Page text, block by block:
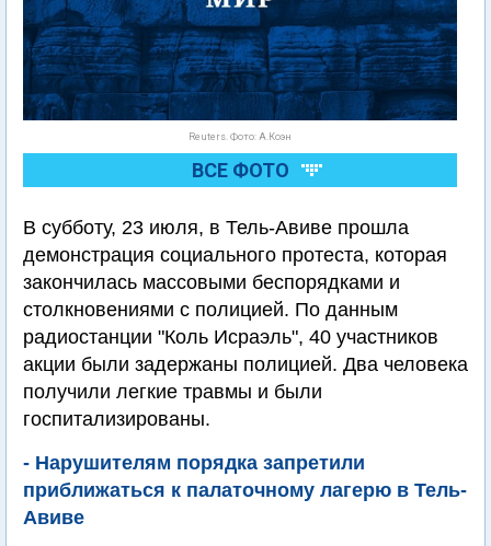
Reuters. Фото: А.Коэн
ВСЕ ФОТО
В субботу, 23 июля, в Тель-Авиве прошла
демонстрация социального протеста, которая
закончилась массовыми беспорядками и
столкновениями с полицией. По данным
радиостанции "Коль Исраэль", 40 участников
акции были задержаны полицией. Два человека
получили легкие травмы и были
госпитализированы.
- Нарушителям порядка запретили
приближаться к палаточному лагерю в Тель-
Авиве